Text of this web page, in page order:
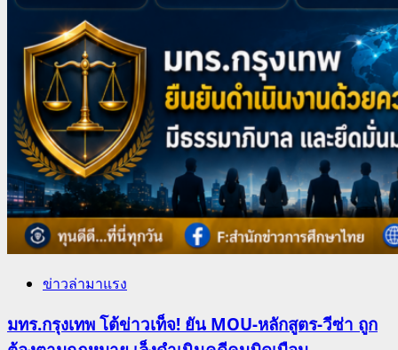
ข่าวล่ามาแรง
มทร.กรุงเทพ โต้ข่าวเท็จ! ยัน MOU-หลักสูตร-วีซ่า ถูก